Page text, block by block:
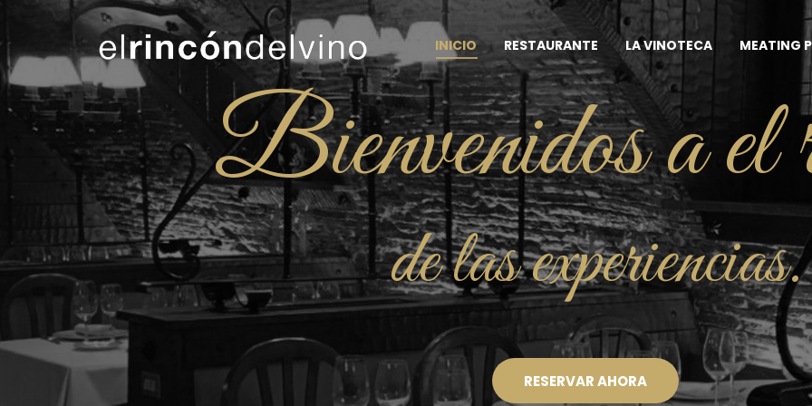
INICIO RESTAURANTE LA VINOTECA MEATING
Bienvenidos a el
de las experiencias.
RESERVAR AHORA